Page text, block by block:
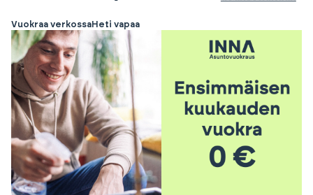
Vuokraa verkossaHeti vapaa